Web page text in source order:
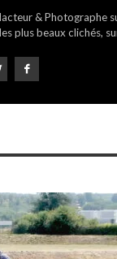
& Photographe
plus beaux clichés,